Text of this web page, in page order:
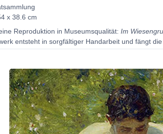
x 38.6 cm
Reproduktion in Museumsqualität: Im
entsteht in sorgfältiger Handarbeit und fängt